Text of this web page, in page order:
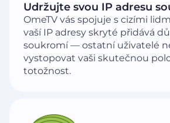
Udržujte svou IP adresu
OmeTV vás spojuje s cizími
vaší IP adresy skryté přidává
soukromí — ostatní uživatelé
vystopovat vaši skutečnou
totožnost.